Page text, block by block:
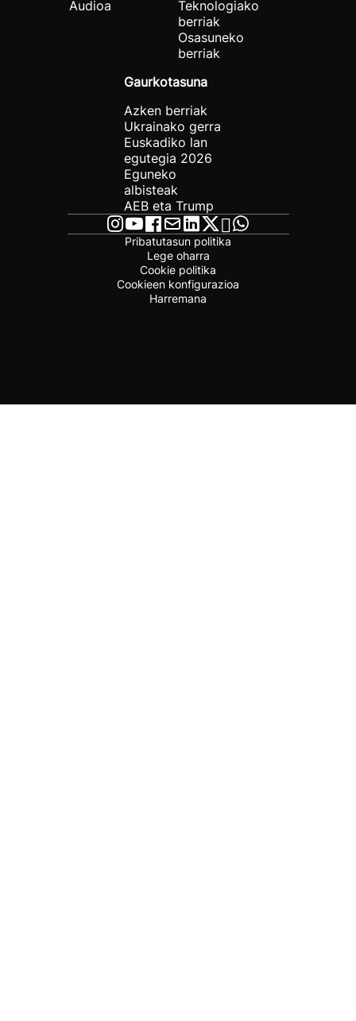
Audioa
Teknologiako
berriak
Osasuneko
berriak
Gaurkotasuna
Azken berriak
Ukrainako gerra
Euskadiko lan
egutegia 2026
Eguneko
albisteak
AEB eta Trump
Pribatutasun politika
Lege oharra
Cookie politika
Cookieen konfigurazioa
Harremana